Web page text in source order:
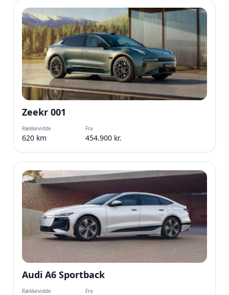
Zeekr 001
Rækkevidde
620 km
Fra
454.900 kr.
Audi A6 Sportback
Rækkevidde Fra